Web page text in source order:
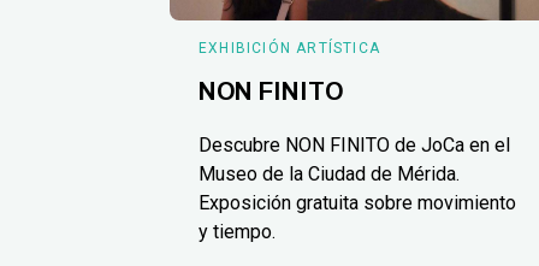
EXHIBICIÓN ARTÍSTICA
NON FINITO
Descubre NON FINITO de JoCa en el
Museo de la Ciudad de Mérida.
Exposición gratuita sobre movimiento
y tiempo.